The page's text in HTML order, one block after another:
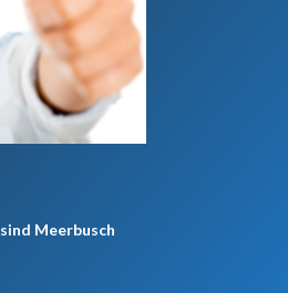
sind Meerbusch